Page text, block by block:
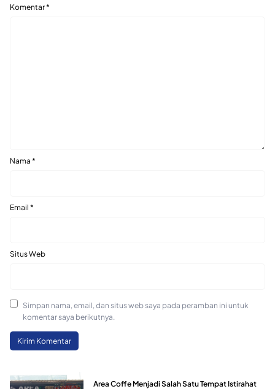
Komentar*
Nama *
Email *
Situs Web
Simpan nama, email, dan situs web saya pada peramban ini untuk
komentar saya berikutnya.
Area Coffe Menjadi Salah Satu Tempat Istirahat